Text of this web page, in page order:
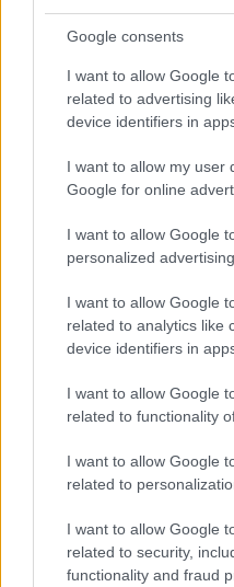
Google consents
I want to allow Google
related to advertising
device identifiers in
I want to allow my user
Google for online
I want to allow Google
personalized advertising.
I want to allow Google
related to analytics like
device identifiers in
I want to allow Google
related to functionality
I want to allow Google
related to
I want to allow Google
related to security,
functionality and fraud
accuse e i dettagli
Alessandro Tassinari · 7 Ago 2026
NEWS